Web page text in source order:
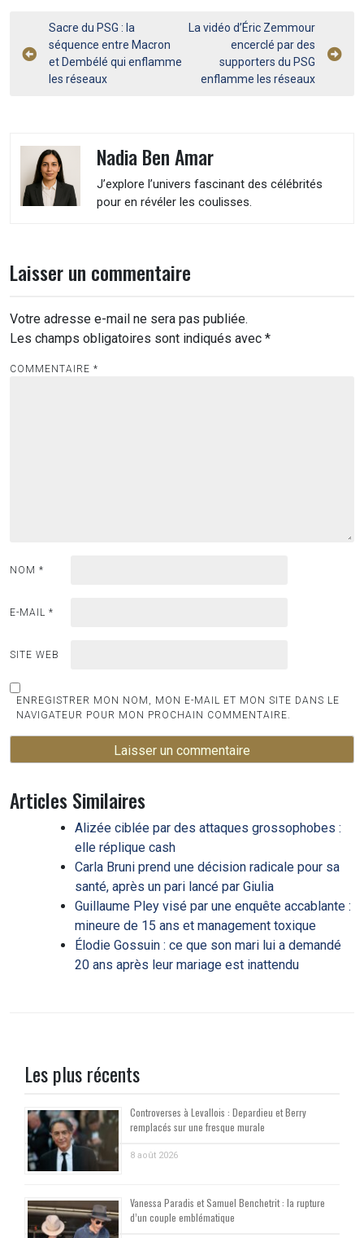
Navigation
de
l’article
Sacre du PSG : la
séquence entre Macron
et Dembélé qui enflamme
les réseaux
La vidéo d’Éric Zemmour
encerclé par des
supporters du PSG
enflamme les réseaux
Nadia Ben Amar
J’explore l’univers fascinant des célébrités
pour en révéler les coulisses.
Laisser un commentaire
Votre adresse e-mail ne sera pas publiée.
Les champs obligatoires sont indiqués avec *
COMMENTAIRE *
NOM *
E-MAIL *
SITE WEB
ENREGISTRER MON NOM, MON E-MAIL ET MON SITE DANS LE
NAVIGATEUR POUR MON PROCHAIN COMMENTAIRE.
Articles Similaires
Alizée ciblée par des attaques grossophobes :
elle réplique cash
Carla Bruni prend une décision radicale pour sa
santé, après un pari lancé par Giulia
Guillaume Pley visé par une enquête accablante :
mineure de 15 ans et management toxique
Élodie Gossuin : ce que son mari lui a demandé
20 ans après leur mariage est inattendu
Les plus récents
Controverses à Levallois : Depardieu et Berry
remplacés sur une fresque murale
8 août 2026
Vanessa Paradis et Samuel Benchetrit : la rupture
d’un couple emblématique